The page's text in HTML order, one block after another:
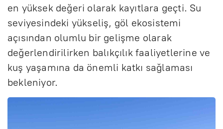
en yüksek değeri olarak kayıtlara geçti. Su
seviyesindeki yükseliş, göl ekosistemi
açısından olumlu bir gelişme olarak
değerlendirilirken balıkçılık faaliyetlerine ve
kuş yaşamına da önemli katkı sağlaması
bekleniyor.